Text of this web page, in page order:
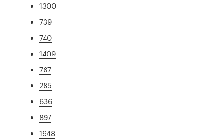
1300
739
740
1409
767
285
636
897
1948